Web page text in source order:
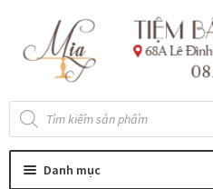
đến
Điều
đến
nội
Tìm
kiếm
sản
Danh mục